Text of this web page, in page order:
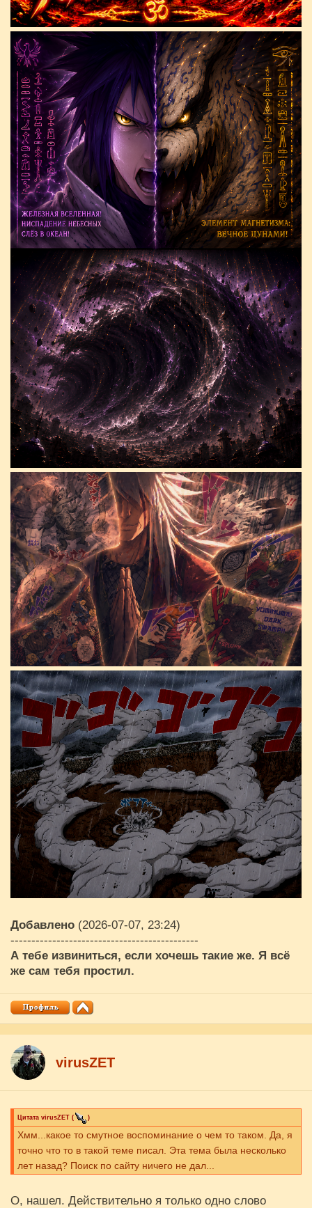
Добавлено (2026-07-07, 23:24)
---------------------------------------------
А тебе извиниться, если хочешь такие же. Я всё
же сам тебя простил.
virusZET
Цитата virusZET ( )
Хмм...какое то смутное воспоминание о чем то таком. Да, я
точно что то в такой теме писал. Эта тема была несколько
лет назад? Поиск по сайту ничего не дал...
О, нашел. Действительно я только одно слово